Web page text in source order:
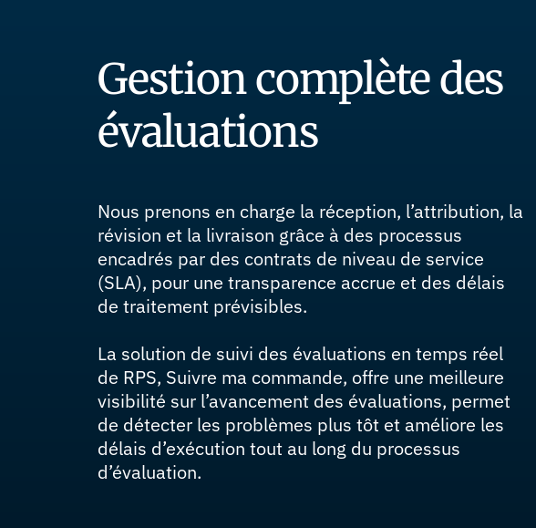
Gestion complète des
évaluations
Nous prenons en charge la réception, l’attribution, la
révision et la livraison grâce à des processus
encadrés par des contrats de niveau de service
(SLA), pour une transparence accrue et des délais
de traitement prévisibles.
La solution de suivi des évaluations en temps réel
de RPS, Suivre ma commande, offre une meilleure
visibilité sur l’avancement des évaluations, permet
de détecter les problèmes plus tôt et améliore les
délais d’exécution tout au long du processus
d’évaluation.